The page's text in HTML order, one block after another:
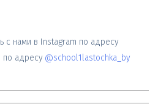
адресу @school1lastochka_by